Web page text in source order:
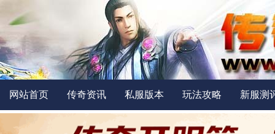
网站首页 传奇资讯 私服版本 玩法攻略 新服测